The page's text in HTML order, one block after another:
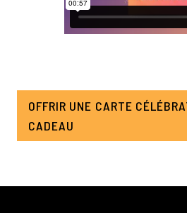
OFFRIR UNE CARTE
CADEAU